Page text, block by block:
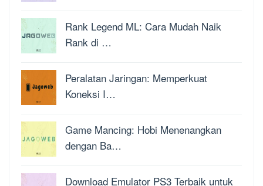
Rank Legend ML: Cara Mudah Naik
Rank di …
Peralatan Jaringan: Memperkuat
Koneksi I…
Game Mancing: Hobi Menenangkan
dengan Ba…
Download Emulator PS3 Terbaik untuk